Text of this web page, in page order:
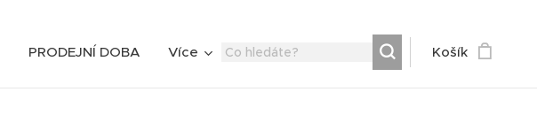
PRODEJNÍ DOBA Více Košík